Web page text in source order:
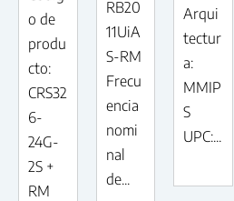
o de
produ
cto:
CRS32
6-
24G-
2S +
RM
RB20
11UiA
S-RM
Frecu
encia
nomi
nal
de...
Arqui
tectur
a:
MMIP
S
UPC:...